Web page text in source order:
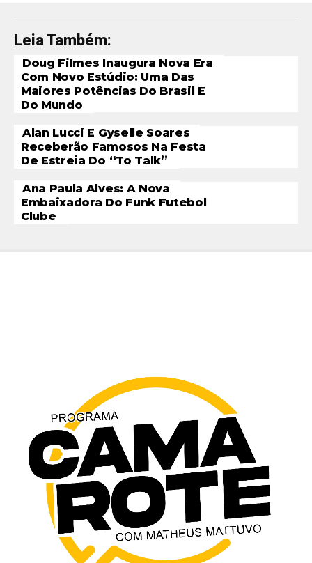
Leia Também:
Doug Filmes Inaugura Nova Era
Com Novo Estúdio: Uma Das
Maiores Potências Do Brasil E
Do Mundo
Alan Lucci E Gyselle Soares
Receberão Famosos Na Festa
De Estreia Do “To Talk”
Ana Paula Alves: A Nova
Embaixadora Do Funk Futebol
Clube